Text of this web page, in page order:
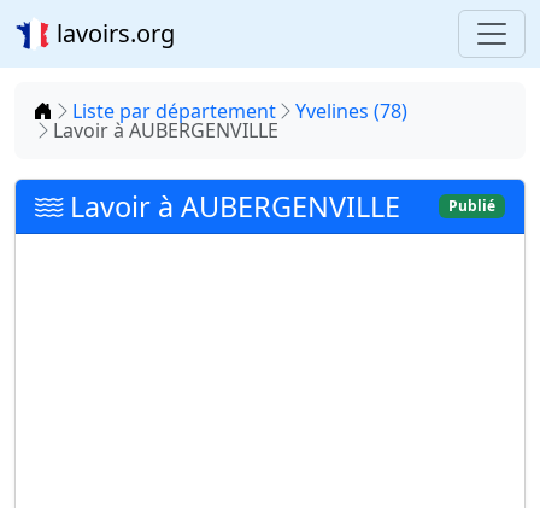
lavoirs.org
Accueil
Liste par département Yvelines (78)
Lavoir à AUBERGENVILLE
Lavoir à AUBERGENVILLE Publié